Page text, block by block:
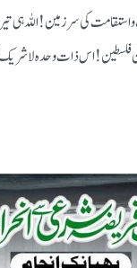
کی سرزمین! اللہ ہی
فلسطین! اس ذات وحدہ